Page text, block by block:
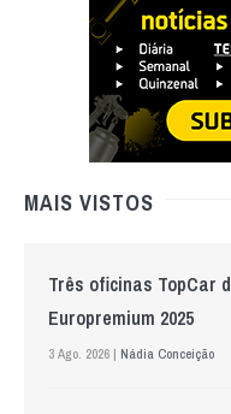
MAIS VISTOS
Três oficinas TopCar
Europremium 2025
3 Ago. 2026 | Nádia Conceição